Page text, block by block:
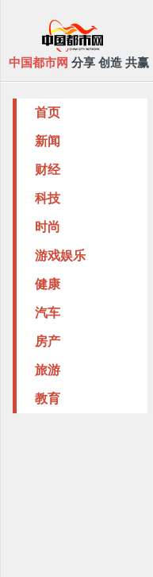
中国都市网 分享 创造 共赢
首页
新闻
财经
科技
时尚
游戏娱乐
健康
汽车
房产
旅游
教育